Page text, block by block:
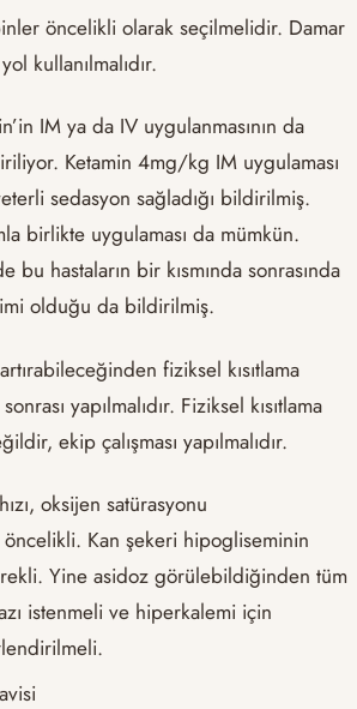
öncelikli olarak seçilmelidir. Damar
kullanılmalıdır.
IM ya da IV uygulanmasının da
Ketamin 4mg/kg IM uygulaması
sedasyon sağladığı bildirilmiş.
birlikte uygulaması da mümkün.
hastaların bir kısmında sonrasında
olduğu da bildirilmiş.
fiziksel kısıtlama
yapılmalıdır. Fiziksel kısıtlama
ekip çalışması yapılmalıdır.
oksijen satürasyonu
Kan şekeri hipogliseminin
Yine asidoz görülebildiğinden tüm
istenmeli ve hiperkalemi için